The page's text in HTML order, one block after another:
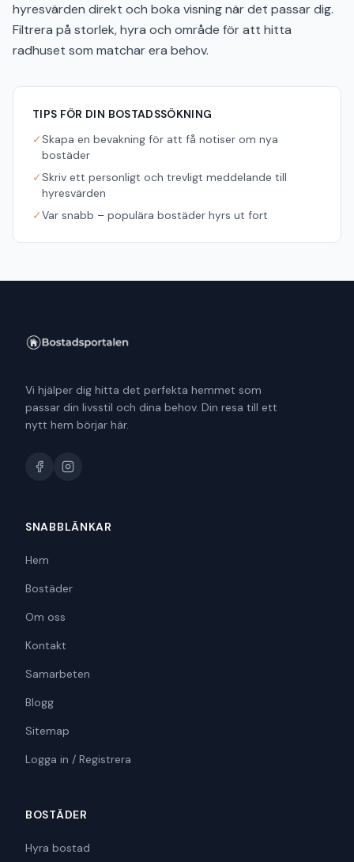
hyresvärden direkt och boka visning när det passar dig.
Filtrera på storlek, hyra och område för att hitta
radhuset som matchar era behov.
TIPS FÖR DIN BOSTADSSÖKNING
✓Skapa en bevakning för att få notiser om nya
bostäder
✓Skriv ett personligt och trevligt meddelande till
hyresvärden
✓Var snabb – populära bostäder hyrs ut fort
Vi hjälper dig hitta det perfekta hemmet som
passar din livsstil och dina behov. Din resa till ett
nytt hem börjar här.
SNABBLÄNKAR
Hem
Bostäder
Om oss
Kontakt
Samarbeten
Blogg
Sitemap
Logga in / Registrera
BOSTÄDER
Hyra bostad